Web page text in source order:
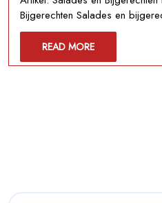
Bijgerechten Salades en
READ MOREREAD
MORE